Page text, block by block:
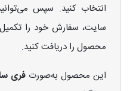
انتخاب کنید. سپس
سایت، سفارش خود را
محصول را دریافت کنید.
این محصول به‌صورتفری